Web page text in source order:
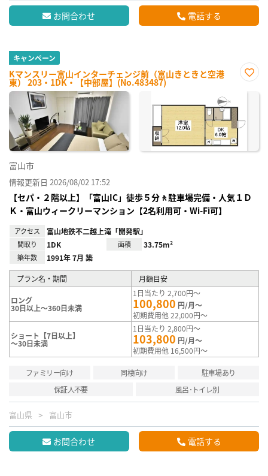
お問合わせ 電話する
キャンペーン
Kマンスリー富山インターチェンジ前（富山きときと空港
東） 203・1DK・【中部屋】(No.483487)
に入
富山市
情報更新日 2026/08/02 17:52
【セパ・２階以上】「富山IC」徒歩５分🚶駐車場完備・人気１Ｄ
Ｋ・富山ウィークリーマンション【2名利用可・Wi-Fi可】
アクセス 富山地鉄不二越上滝「開発駅」
間取り 1DK 面積 33.75m²
築年数 1991年 7月 築
プラン名・期間 月額目安
ロング
30日以上～360日未満
1日当たり 2,700円～
100,800 円/月～
初期費用他 22,000円～
ショート【7日以上】
～30日未満
1日当たり 2,800円～
103,800 円/月～
初期費用他 16,500円～
ファミリー向け 同棲向け
駐車場あり
保証人不要
風呂･トイレ別
富山県 富山市
お問合わせ 電話する